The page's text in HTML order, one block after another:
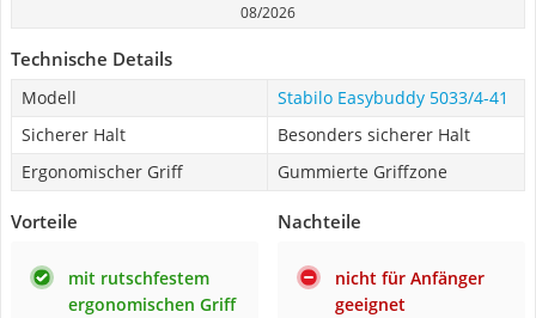
08/2026
Technische Details
Modell
Stabilo Easybuddy 5033/4-41
Sicherer Halt
Besonders sicherer Halt
Ergonomischer Griff
Gummierte Griffzone
Vorteile
mit rutschfestem
ergonomischen Griff
Nachteile
nicht für Anfänger
geeignet